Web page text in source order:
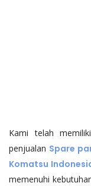
Kami telah
penjualan Spare
Komatsu
memenuhi